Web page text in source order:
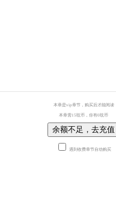
本章是vip章节，购买后才能阅读
本章需15耽币，你有0耽币
余额不足，去充值
遇到收费章节自动购买